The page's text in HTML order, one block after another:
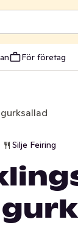
För företag
Silje Feiring